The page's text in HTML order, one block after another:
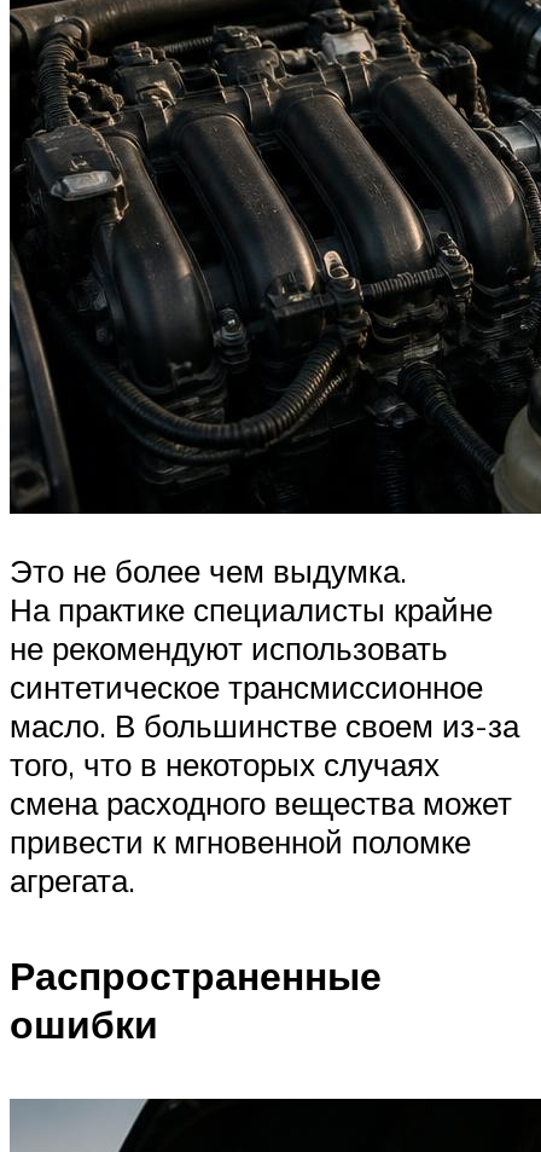
Это не более чем выдумка.
На практике специалисты крайне
не рекомендуют использовать
синтетическое трансмиссионное
масло. В большинстве своем из-за
того, что в некоторых случаях
смена расходного вещества может
привести к мгновенной поломке
агрегата.
Распространенные
ошибки